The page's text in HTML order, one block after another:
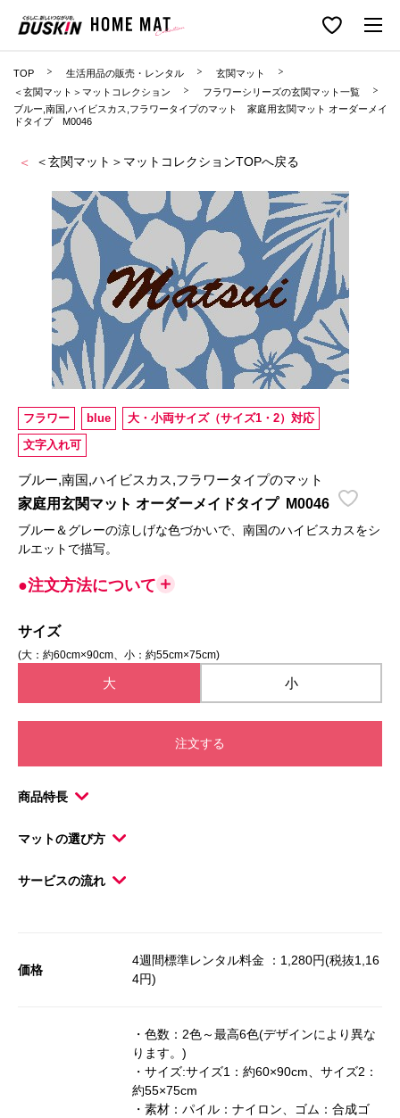
TOP 生活用品の販売・レンタル
玄関マット
＜玄関マット＞マットコレクション
フラワーシリーズの玄関マット一覧
ブルー,南国,ハイビスカス,フラワータイプのマット 家庭用玄関マット オーダーメイ
ドタイプ M0046
＜玄関マット＞マットコレクションTOPへ戻る
フラワー blue
大・小両サイズ（サイズ1・2）対応
文字入れ可
ブルー,南国,ハイビスカス,フラワータイプのマット
家庭用玄関マット オーダーメイドタイプ
M0046
ブルー＆グレーの涼しげな色づかいで、南国のハイビスカスをシ
ルエットで描写。
●注文方法について
サイズ
(大：約60cm×90cm、小：約55cm×75cm)
大 小
注文する
商品特長
マットの選び方
サービスの流れ
価格
4週間標準レンタル料金 ：1,280円(税抜1,16
4円)
・色数：2色～最高6色(デザインにより異な
ります。)
・サイズ:サイズ1：約60×90cm、サイズ2：
約55×75cm
・素材：パイル：ナイロン、ゴム：合成ゴ